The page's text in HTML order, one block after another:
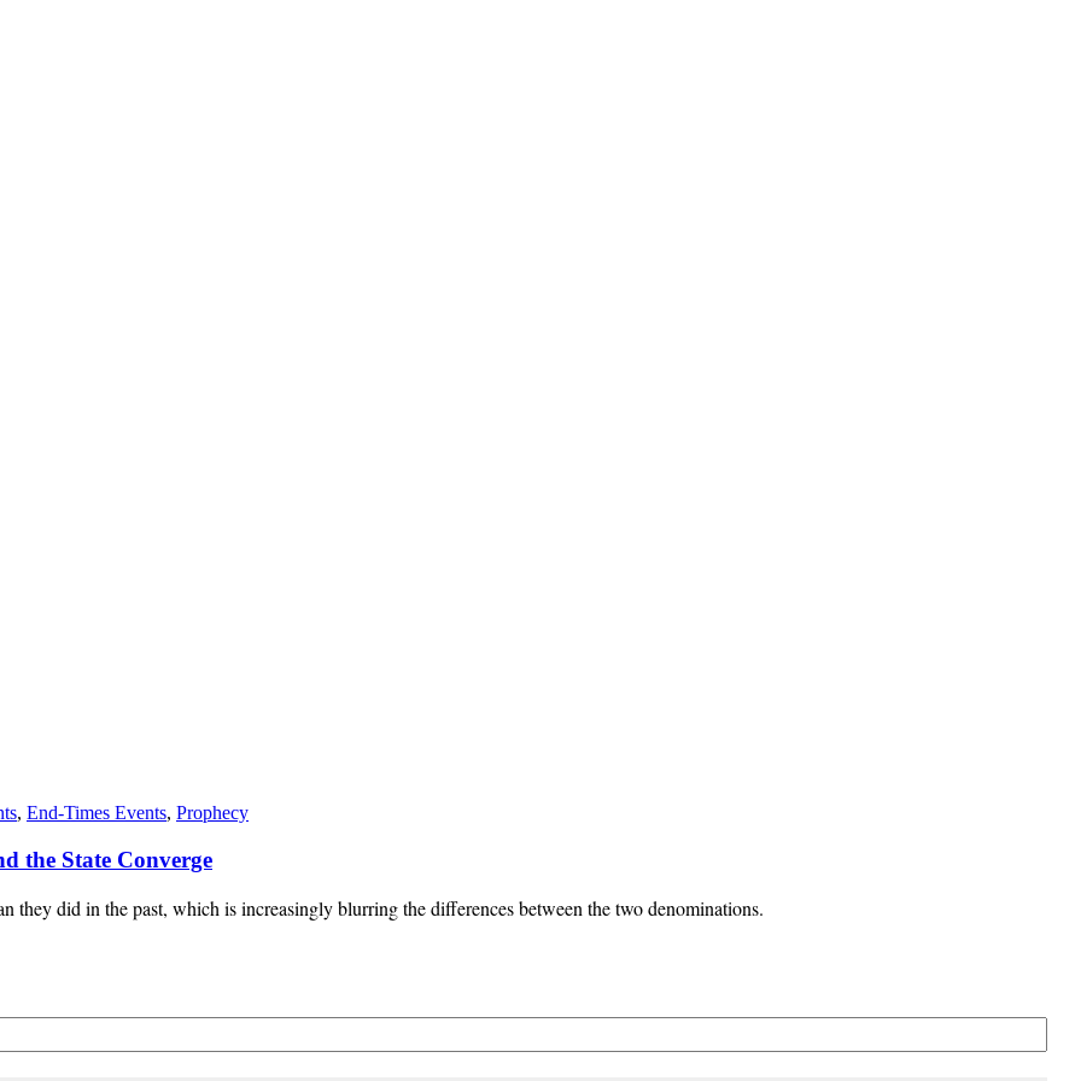
, End-Times Events, Prophecy
the State Converge
they did in the past, which is increasingly blurring the differences between the two denominations.